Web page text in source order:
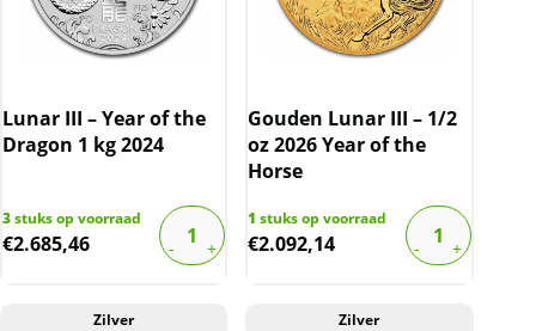
Lunar III – Year of the
Dragon 1 kg 2024
3stuks op voorraad
€2.685,46
Gouden Lunar III – 1/2
oz 2026 Year of the
Horse
1 stuks op voorraad
€2.092,14
Zilver Zilver